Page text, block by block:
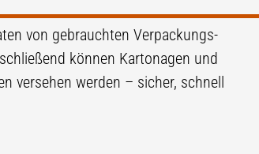
von gebrauchten Verpackungs­
können Kartonagen und
versehen werden – sicher, schnell